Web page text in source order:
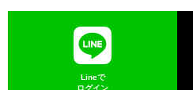
Lineで
ログイン